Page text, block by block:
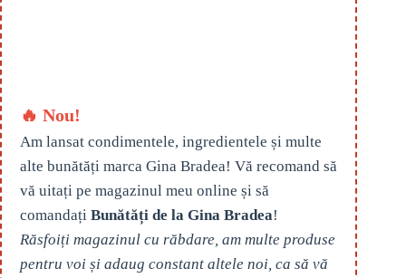
🔥 Nou!
Am lansat condimentele, ingredientele și multe
alte bunătăți marca Gina Bradea! Vă recomand să
vă uitați pe magazinul meu online și să
comandați Bunătăți de la Gina Bradea!
Răsfoiți magazinul cu răbdare, am multe produse
pentru voi și adaug constant altele noi, ca să vă